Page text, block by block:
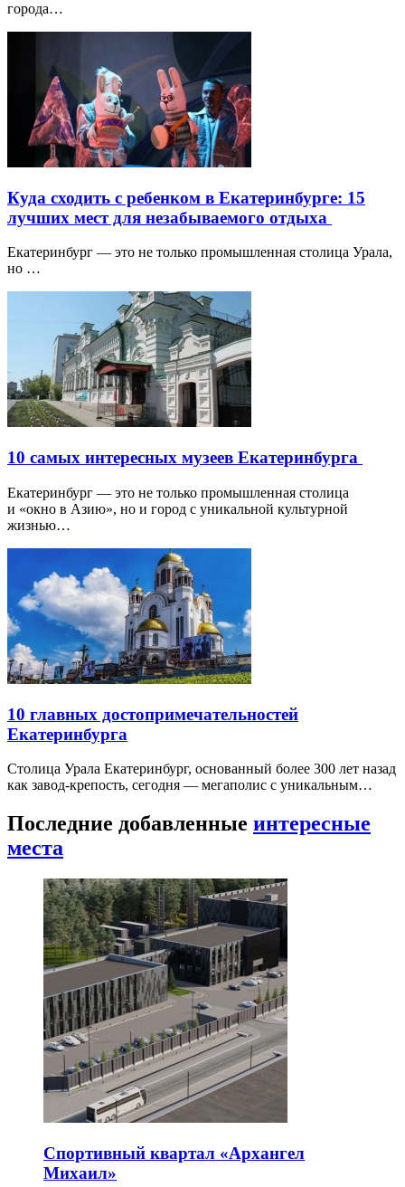
города…
Куда сходить с ребенком в Екатеринбурге: 15
лучших мест для незабываемого отдыха
Екатеринбург — это не только промышленная столица Урала,
но …
10 самых интересных музеев Екатеринбурга
Екатеринбург — это не только промышленная столица
и «окно в Азию», но и город с уникальной культурной
жизнью…
10 главных достопримечательностей
Екатеринбурга
Столица Урала Екатеринбург, основанный более 300 лет назад
как завод-крепость, сегодня — мегаполис с уникальным…
Последние добавленные интересные
места
Спортивный квартал «Архангел
Михаил»